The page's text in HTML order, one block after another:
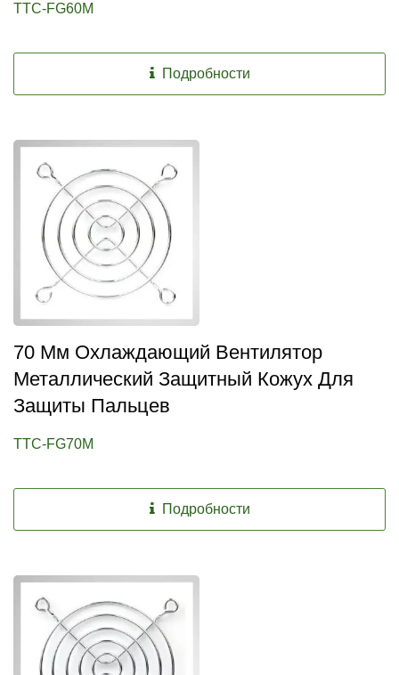
TTC-FG60M
Подробности
70 Мм Охлаждающий Вентилятор
Металлический Защитный Кожух Для
Защиты Пальцев
TTC-FG70M
Подробности